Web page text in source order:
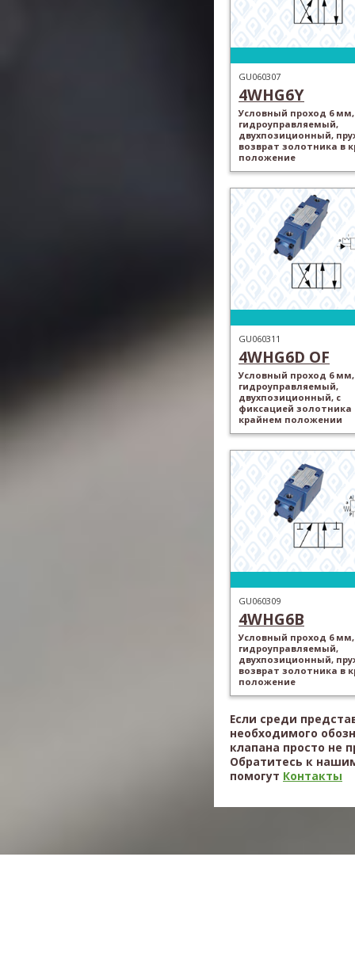
GU060307
4WHG6Y
Условный проход 6 мм,
гидроуправляемый,
двухпозиционный,
возврат золотника в
положение
GU060311
4WHG6D OF
Условный проход 6 мм,
гидроуправляемый,
двухпозиционный, с
фиксацией золотника
крайнем положении
GU060309
4WHG6B
Условный проход 6 мм,
гидроуправляемый,
двухпозиционный,
возврат золотника в
положение
Если среди
необходимого
клапана просто не
Обратитесь к
помогут Контакты